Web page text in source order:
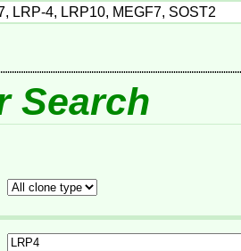
LRP-4, LRP10, MEGF7, SOST2
Search